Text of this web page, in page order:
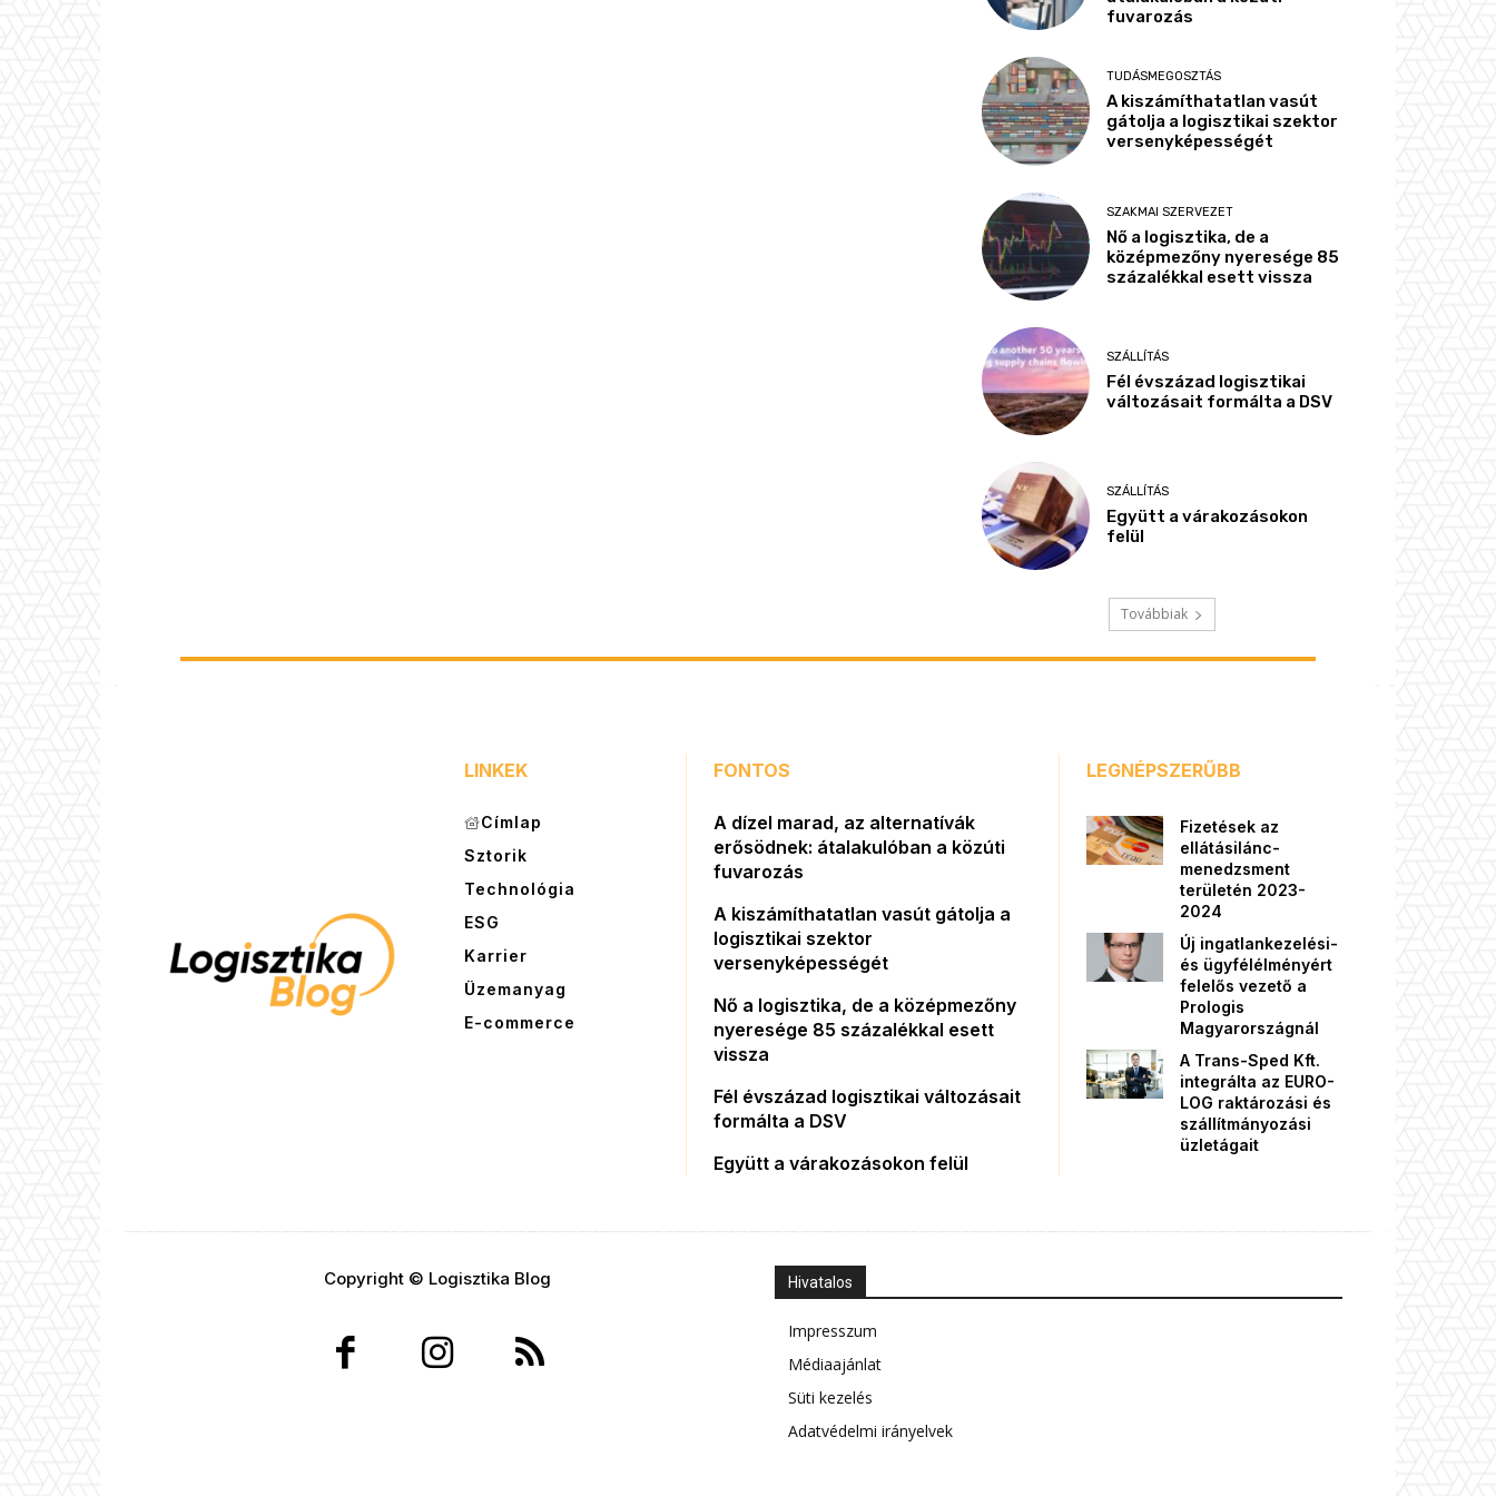
fuvarozás
TUDÁSMEGOSZTÁS
A kiszámíthatatlan vasút
gátolja a logisztikai szektor
versenyképességét
SZAKMAI SZERVEZET
Nő a logisztika, de a
középmezőny nyeresége 85
százalékkal esett vissza
SZÁLLÍTÁS
Fél évszázad logisztikai
változásait formálta a DSV
SZÁLLÍTÁS
Együtt a várakozásokon
felül
Továbbiak
LINKEK
Címlap
Sztorik
Technológia
ESG
Karrier
Üzemanyag
E-commerce
FONTOS
A dízel marad, az alternatívák
erősödnek: átalakulóban a közúti
fuvarozás
A kiszámíthatatlan vasút gátolja a
logisztikai szektor
versenyképességét
Nő a logisztika, de a középmezőny
nyeresége 85 százalékkal esett
vissza
Fél évszázad logisztikai változásait
formálta a DSV
Együtt a várakozásokon felül
LEGNÉPSZERŰBB
Fizetések az
ellátásilánc-
menedzsment
területén 2023-
2024
Új ingatlankezelési-
és ügyfélélményért
felelős vezető a
Prologis
Magyarországnál
A Trans-Sped Kft.
integrálta az EURO-
LOG raktározási és
szállítmányozási
üzletágait
Copyright © Logisztika Blog Hivatalos
Impresszum
Médiaajánlat
Süti kezelés
Adatvédelmi irányelvek